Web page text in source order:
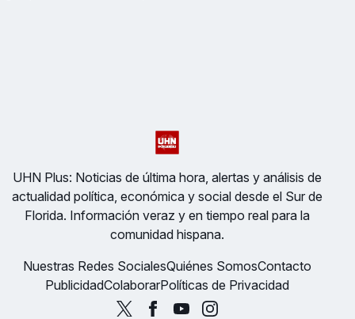
UHN Plus: Noticias de última hora, alertas y análisis de
actualidad política, económica y social desde el Sur de
Florida. Información veraz y en tiempo real para la
comunidad hispana.
Nuestras Redes SocialesQuiénes SomosContacto
PublicidadColaborarPolíticas de Privacidad